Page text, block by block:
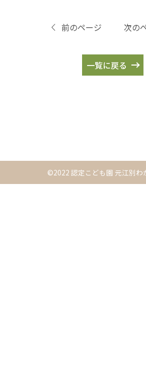
前のページ
一覧に戻る
次の
©2022 認定こども園 元江別わ